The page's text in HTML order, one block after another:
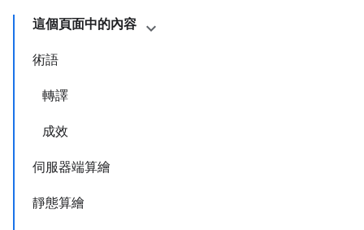
這個頁面中的內容
術語
轉譯
成效
伺服器端算繪
靜態算繪